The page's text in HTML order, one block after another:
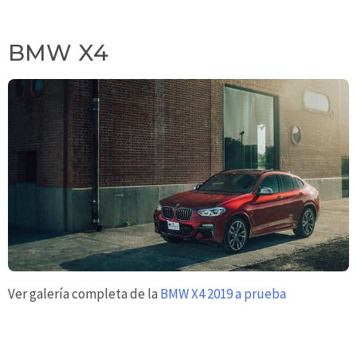
BMW X4
Ver galería completa de la BMW X4 2019 a prueba